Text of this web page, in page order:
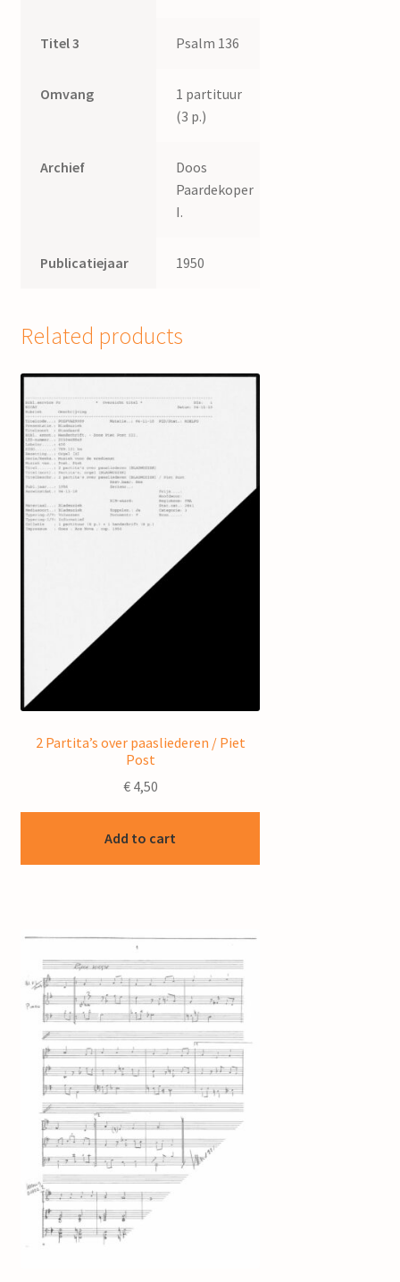
Titel 3 Psalm 136
Omvang
1 partituur
(3 p.)
Archief
Doos
Paardekoper
I.
Publicatiejaar 1950
Related products
2 Partita’s over paasliederen / Piet
Post
€4,50
Add to cart